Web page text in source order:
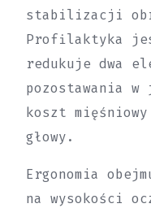
stabilizacji
Profilaktyka
redukuje dwa
pozostawania
koszt
głowy.
Ergonomia
na wysokości